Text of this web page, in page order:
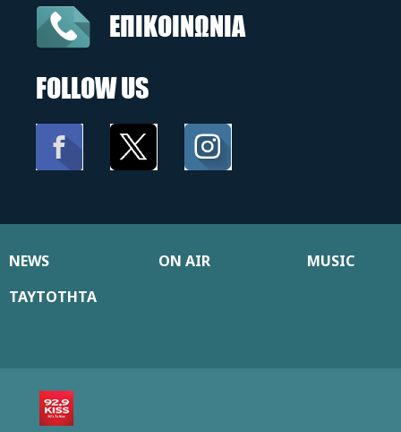
ΕΠΙΚΟΙΝΩΝΙΑ
FOLLOW US
NEWS ON AIR
MUSIC
ΤΑΥΤΟΤΗΤΑ